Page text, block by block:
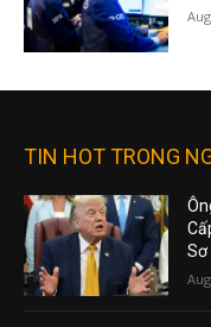
TIN HOT TRONG
Sơ